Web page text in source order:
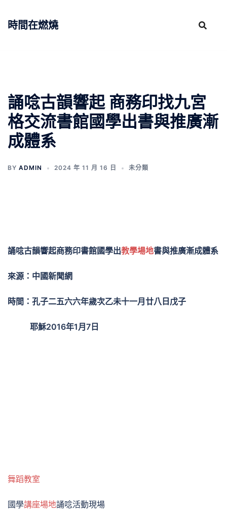
時間在燃燒
誦唸古韻響起 商務印找九宮
格交流書館國學出書與推廣漸
成體系
BY ADMIN 2024 年 11 月 16 日 未分類
誦唸古韻響起商務印書館國學出教學場地書與推廣漸成體系
來源：中國新聞網
時間：孔子二五六六年歲次乙未十一月廿八日戊子
耶穌2016年1月7日
舞蹈教室
國學講座場地誦唸活動現場